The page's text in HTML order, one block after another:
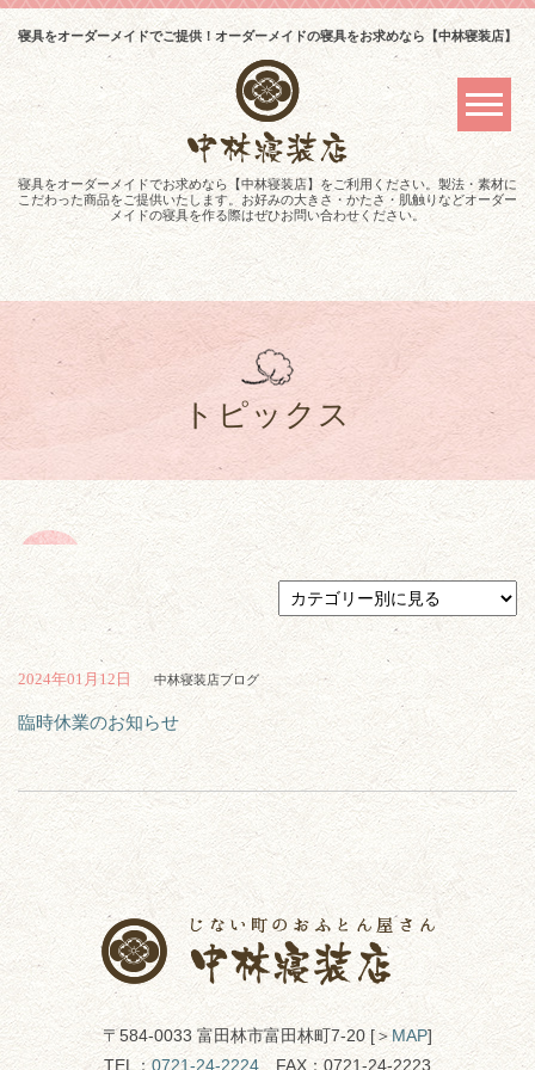
寝具をオーダーメイドでご提供！オーダーメイドの寝具をお求めなら【中林寝装店】
寝具をオーダーメイドでお求めなら【中林寝装店】をご利用ください。製法・素材に
こだわった商品をご提供いたします。お好みの大きさ・かたさ・肌触りなどオーダー
メイドの寝具を作る際はぜひお問い合わせください。
トピックス
2024年01月12日 中林寝装店ブログ
臨時休業のお知らせ
〒584-0033 富田林市富田林町7-20 [＞MAP]
TEL：0721-24-2224 FAX：0721-24-2223